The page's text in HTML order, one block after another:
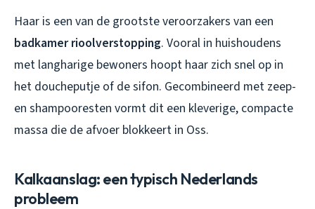
Haar is een van de grootste veroorzakers van een
badkamer rioolverstopping. Vooral in huishoudens
met langharige bewoners hoopt haar zich snel op in
het doucheputje of de sifon. Gecombineerd met zeep-
en shampooresten vormt dit een kleverige, compacte
massa die de afvoer blokkeert in Oss.
Kalkaanslag: een typisch Nederlands
probleem